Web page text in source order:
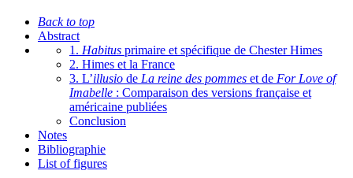
Back to top
Abstract
1. Habitus primaire et spécifique de Chester Himes
2. Himes et la France
3. L’illusio de La reine des pommes et de For Love of
Imabelle : Comparaison des versions française et
américaine publiées
Conclusion
Notes
Bibliographie
List of figures